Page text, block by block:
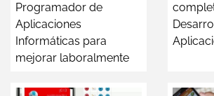
Programador de
Aplicaciones
Informáticas para
mejorar laboralmente